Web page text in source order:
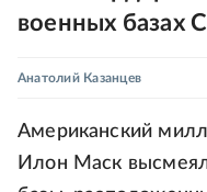
военных базах
Анатолий Казанцев
Американский
Илон Маск